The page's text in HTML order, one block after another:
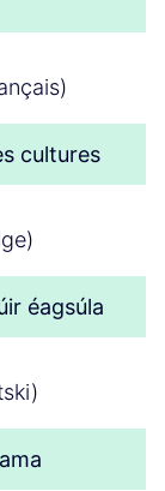
cultures
éagsúla